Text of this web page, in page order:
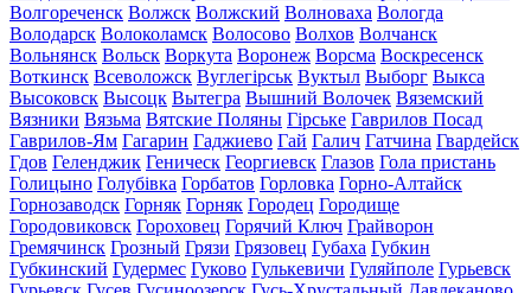
Волгореченск Волжск Волжский Волноваха Вологда
Володарск Волоколамск Волосово Волхов Волчанск
Вольнянск Вольск Воркута Воронеж Ворсма Воскресенск
Воткинск Всеволожск Вуглегірськ Вуктыл Выборг Выкса
Высоковск Высоцк Вытегра Вышний Волочек Вяземский
Вязники Вязьма Вятские Поляны Гірське Гаврилов Посад
Гаврилов-Ям Гагарин Гаджиево Гай Галич Гатчина Гвардейск
Гдов Геленджик Геническ Георгиевск Глазов Гола пристань
Голицыно Голубівка Горбатов Горловка Горно-Алтайск
Горнозаводск Горняк Горняк Городец Городище
Городовиковск Гороховец Горячий Ключ Грайворон
Гремячинск Грозный Грязи Грязовец Губаха Губкин
Губкинский Гудермес Гуково Гулькевичи Гуляйполе Гурьевск